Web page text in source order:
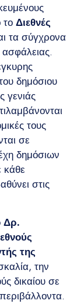
το Διεθνές
τα σύγχρονα
ασφάλειας.
δημόσιου
γενιάς
τους
σε
δημόσιων
κάθε
στις
Δρ.
της
την
δικαίου σε